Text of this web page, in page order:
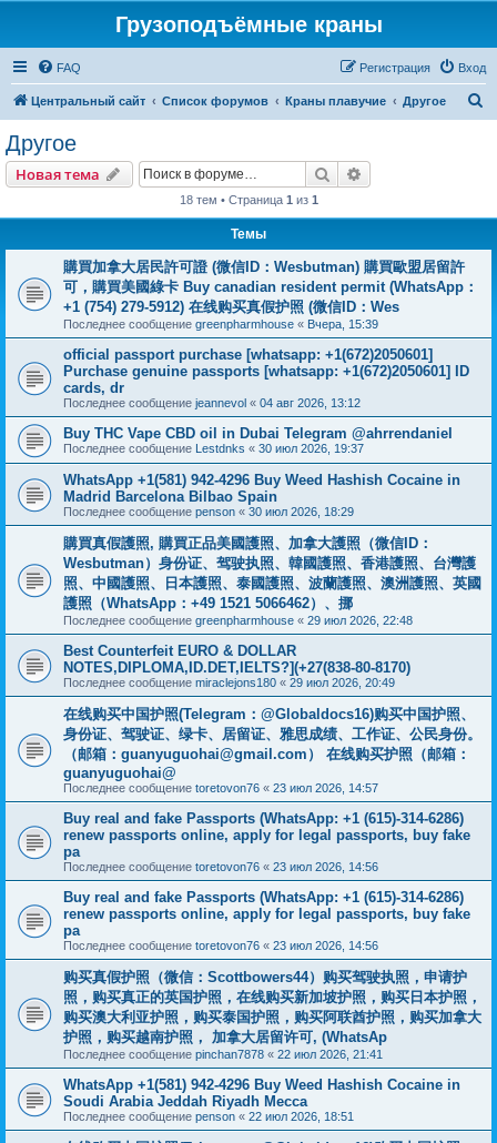
Грузоподъёмные краны
FAQ Вход
Регистрация
Центральный сайт Список форумов Краны плавучие Другое
Другое
Новая тема Поиск
18 тем • Страница 1 из 1
Темы
購買加拿大居民許可證 (微信ID：Wesbutman) 購買歐盟居留許
可，購買美國綠卡 Buy canadian resident permit (WhatsApp：
+1 (754) 279-5912) 在线购买真假护照 (微信ID：Wes
Последнее сообщение greenpharmhouse « Вчера, 15:39
official passport purchase [whatsapp: +1(672)2050601]
Purchase genuine passports [whatsapp: +1(672)2050601] ID
cards, dr
Последнее сообщение jeannevol « 04 авг 2026, 13:12
Buy THC Vape CBD oil in Dubai Telegram @ahrrendaniel
Последнее сообщение Lestdnks « 30 июл 2026, 19:37
WhatsApp +1(581) 942-4296 Buy Weed Hashish Cocaine in
Madrid Barcelona Bilbao Spain
Последнее сообщение penson « 30 июл 2026, 18:29
購買真假護照, 購買正品美國護照、加拿大護照（微信ID：
Wesbutman）身份证、驾驶执照、韓國護照、香港護照、台灣護
照、中國護照、日本護照、泰國護照、波蘭護照、澳洲護照、英國
護照（WhatsApp：+49 1521 5066462）、挪
Последнее сообщение greenpharmhouse « 29 июл 2026, 22:48
Best Counterfeit EURO & DOLLAR
NOTES,DIPLOMA,ID.DET,IELTS?](+27(838-80-8170)
Последнее сообщение miraclejons180 « 29 июл 2026, 20:49
在线购买中国护照(Telegram：@Globaldocs16)购买中国护照、
身份证、驾驶证、绿卡、居留证、雅思成绩、工作证、公民身份。
（邮箱： guanyuguohai@gmail.com ） 在线购买护照（邮箱：
guanyuguohai@
Последнее сообщение toretovon76 « 23 июл 2026, 14:57
Buy real and fake Passports (WhatsApp: +1 (615)-314-6286)
renew passports online, apply for legal passports, buy fake
pa
Последнее сообщение toretovon76 « 23 июл 2026, 14:56
Buy real and fake Passports (WhatsApp: +1 (615)-314-6286)
renew passports online, apply for legal passports, buy fake
pa
Последнее сообщение toretovon76 « 23 июл 2026, 14:56
购买真假护照（微信：Scottbowers44）购买驾驶执照，申请护
照，购买真正的英国护照，在线购买新加坡护照，购买日本护照，
购买澳大利亚护照，购买泰国护照，购买阿联酋护照，购买加拿大
护照，购买越南护照， 加拿大居留许可, (WhatsAp
Последнее сообщение pinchan7878 « 22 июл 2026, 21:41
WhatsApp +1(581) 942-4296 Buy Weed Hashish Cocaine in
Soudi Arabia Jeddah Riyadh Mecca
Последнее сообщение penson « 22 июл 2026, 18:51